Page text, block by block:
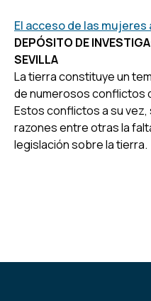
El acceso de las mujeres
DEPÓSITO DE
SEVILLA
La tierra constituye un
de numerosos conflictos
Estos conflictos a su
razones entre otras la
legislación sobre la tierra.